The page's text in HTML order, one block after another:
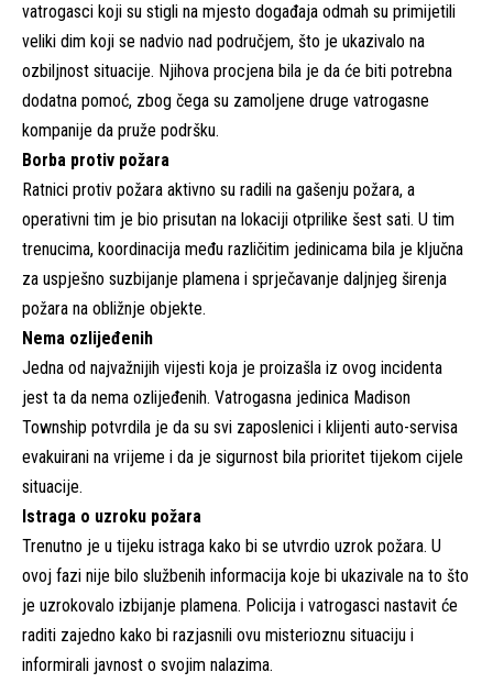
vatrogasci koji su stigli na mjesto događaja odmah su primijetili
veliki dim koji se nadvio nad područjem, što je ukazivalo na
ozbiljnost situacije. Njihova procjena bila je da će biti potrebna
dodatna pomoć, zbog čega su zamoljene druge vatrogasne
kompanije da pruže podršku.
Borba protiv požara
Ratnici protiv požara aktivno su radili na gašenju požara, a
operativni tim je bio prisutan na lokaciji otprilike šest sati. U tim
trenucima, koordinacija među različitim jedinicama bila je ključna
za uspješno suzbijanje plamena i sprječavanje daljnjeg širenja
požara na obližnje objekte.
Nema ozlijeđenih
Jedna od najvažnijih vijesti koja je proizašla iz ovog incidenta
jest ta da nema ozlijeđenih. Vatrogasna jedinica Madison
Township potvrdila je da su svi zaposlenici i klijenti auto-servisa
evakuirani na vrijeme i da je sigurnost bila prioritet tijekom cijele
situacije.
Istraga o uzroku požara
Trenutno je u tijeku istraga kako bi se utvrdio uzrok požara. U
ovoj fazi nije bilo službenih informacija koje bi ukazivale na to što
je uzrokovalo izbijanje plamena. Policija i vatrogasci nastavit će
raditi zajedno kako bi razjasnili ovu misterioznu situaciju i
informirali javnost o svojim nalazima.